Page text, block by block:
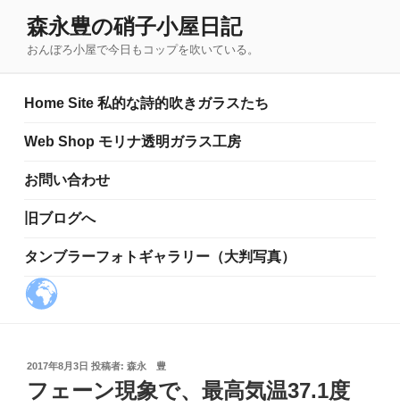
森永豊の硝子小屋日記
おんぼろ小屋で今日もコップを吹いている。
Home Site 私的な詩的吹きガラスたち
Web Shop モリナ透明ガラス工房
お問い合わせ
旧ブログへ
タンブラーフォトギャラリー（大判写真）
投
稿
日:
2017年8月3日 投稿者: 森永 豊
フェーン現象で、最高気温37.1度